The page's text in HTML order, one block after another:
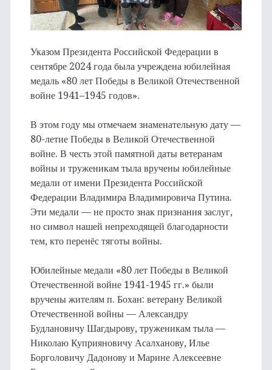
Указом Президента Российской Федерации в
сентябре 2024 года была учреждена юбилейная
медаль «80 лет Победы в Великой Отечественной
войне 1941–1945 годов».
В этом году мы отмечаем знаменательную дату —
80-летие Победы в Великой Отечественной
войне. В честь этой памятной даты ветеранам
войны и труженикам тыла вручены юбилейные
медали от имени Президента Российской
Федерации Владимира Владимировича Путина.
Эти медали — не просто знак признания заслуг,
но символ нашей непреходящей благодарности
тем, кто перенёс тяготы войны.
Юбилейные медали «80 лет Победы в Великой
Отечественной войне 1941-1945 гг.» были
вручены жителям п. Бохан: ветерану Великой
Отечественной войны — Александру
Будлановичу Шагдырову, труженикам тыла —
Николаю Куприяновичу Асалханову, Илье
Борголовичу Дадонову и Марине Алексеевне